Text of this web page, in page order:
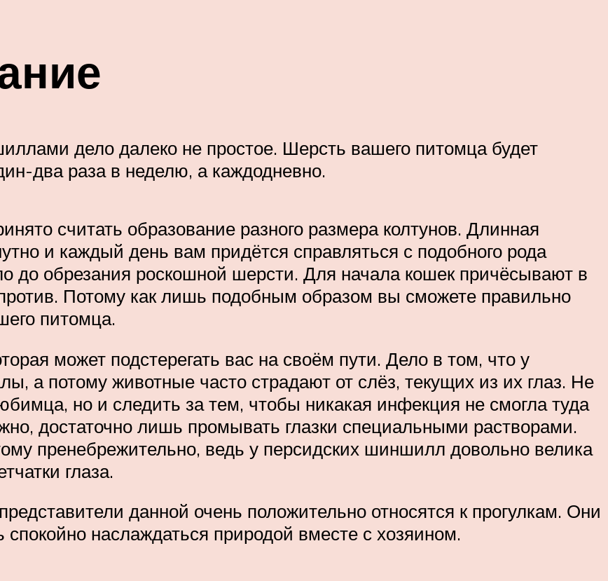
дело далеко не простое. Шерсть вашего питомца будет
два раза в неделю, а каждодневно.
считать образование разного размера колтунов. Длинная
и каждый день вам придётся справляться с подобного рода
до обрезания роскошной шерсти. Для начала кошек причёсывают в
Потому как лишь подобным образом вы сможете правильно
питомца.
может подстерегать вас на своём пути. Дело в том, что у
а потому животные часто страдают от слёз, текущих из их глаз. Не
но и следить за тем, чтобы никакая инфекция не смогла туда
достаточно лишь промывать глазки специальными растворами.
пренебрежительно, ведь у персидских шиншилл довольно велика
глаза.
данной очень положительно относятся к прогулкам. Они
наслаждаться природой вместе с хозяином.